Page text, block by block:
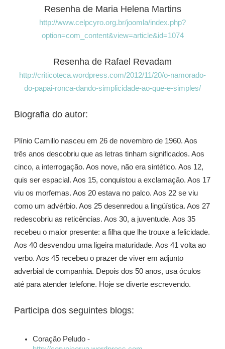
Resenha de Maria Helena Martins
http://www.celpcyro.org.br/joomla/index.php?
option=com_content&view=article&id=1074
Resenha de Rafael Revadam
http://criticoteca.wordpress.com/2012/11/20/o-namorado-
do-papai-ronca-dando-simplicidade-ao-que-e-simples/
Biografia do autor:
Plínio Camillo nasceu em 26 de novembro de 1960. Aos
três anos descobriu que as letras tinham significados. Aos
cinco, a interrogação. Aos nove, não era sintético. Aos 12,
quis ser espacial. Aos 15, conquistou a exclamação. Aos 17
viu os morfemas. Aos 20 estava no palco. Aos 22 se viu
como um advérbio. Aos 25 desenredou a lingüística. Aos 27
redescobriu as reticências. Aos 30, a juventude. Aos 35
recebeu o maior presente: a filha que lhe trouxe a felicidade.
Aos 40 desvendou uma ligeira maturidade. Aos 41 volta ao
verbo. Aos 45 recebeu o prazer de viver em adjunto
adverbial de companhia. Depois dos 50 anos, usa óculos
até para atender telefone. Hoje se diverte escrevendo.
Participa dos seguintes blogs:
Coração Peludo -